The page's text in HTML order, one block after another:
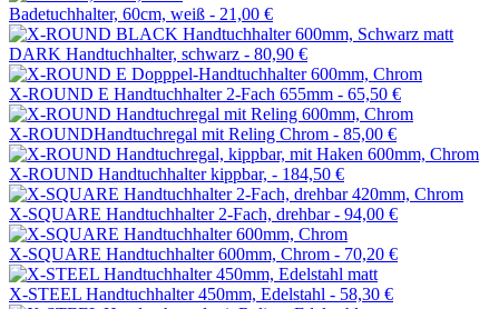
Badetuchhalter, 60cm, weiß - 21,00 €
DARK Handtuchhalter, schwarz - 80,90 €
X-ROUND E Handtuchhalter 2-Fach 655mm - 65,50 €
X-ROUNDHandtuchregal mit Reling Chrom - 85,00 €
X-ROUND Handtuchhalter kippbar, - 184,50 €
X-SQUARE Handtuchhalter 2-Fach, drehbar - 94,00 €
X-SQUARE Handtuchhalter 600mm, Chrom - 70,20 €
X-STEEL Handtuchhalter 450mm, Edelstahl - 58,30 €